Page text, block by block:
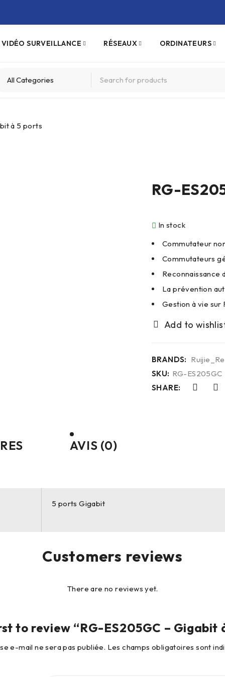
VIDÉO SURVEILLANCE RÉSEAUX ORDINATEURS
à 5 ports
RG-
In stock
Commutateur
Commutateurs
Reconnaissance
La prévention
Gestion à vie sur
BRANDS:
SKU: RG-ES205GC
SHARE:
AVIS (0)
5 ports Gigabit
Customers reviews
There are no reviews yet.
to review “RG-ES205GC – Gigabit
e-mail ne sera pas publiée. Les champs obligatoires sont